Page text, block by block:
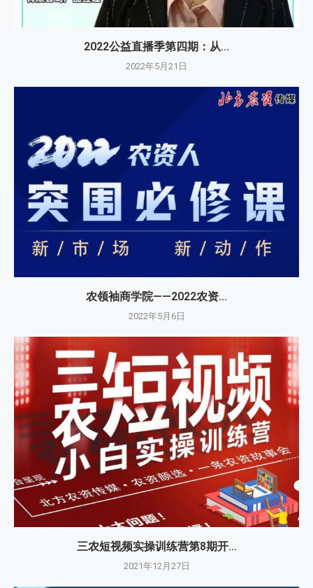
2022公益直播季第四期：从...
2022年5月21日
农领袖商学院——2022农资...
2022年5月6日
三农短视频实操训练营第8期开...
2021年12月27日